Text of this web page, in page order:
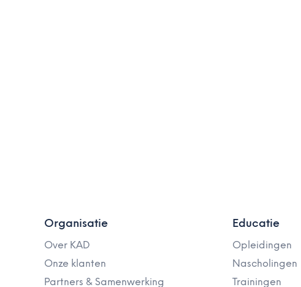
Organisatie
Over KAD
Onze klanten
Partners & Samenwerking
Educatie
Opleidingen
Nascholingen
Trainingen